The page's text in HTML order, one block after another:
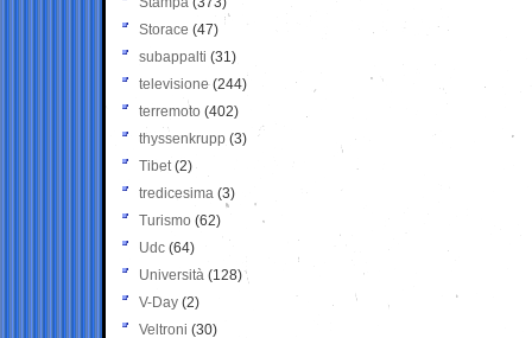
Storace (47)
subappalti (31)
televisione(244)
terremoto (402)
thyssenkrupp (3)
Tibet(2)
tredicesima (3)
Turismo (62)
Udc (64)
Università (128)
V-Day (2)
Veltroni (30)